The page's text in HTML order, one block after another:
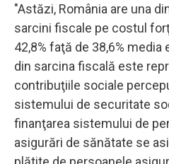
"Astăzi, România are una
sarcini fiscale pe costul
42,8% faţă de 38,6% media
din sarcina fiscală este
contribuţiile sociale
sistemului de securitate
finanţarea sistemului de
asigurări de sănătate se